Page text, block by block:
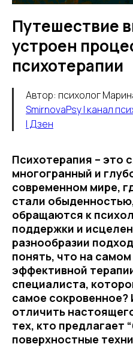
Путешествие
устроен
психотерапии
Автор: психолог
SmirnovaPsy | канал
| Дзен
Психотерапия – это
многогранный и
современном мире,
стали
обращаются к
поддержки и
разнообразии
понять, что на
эффективной
специалиста,
самое сокровенное?
отличить
тех, кто предлагает
поверхностные